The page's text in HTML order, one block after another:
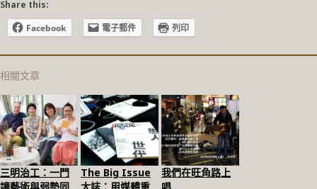
Share this:
Facebook
電子郵件 列印
相關文章
三明治工：一門
The Big Issue
我們在旺角路上